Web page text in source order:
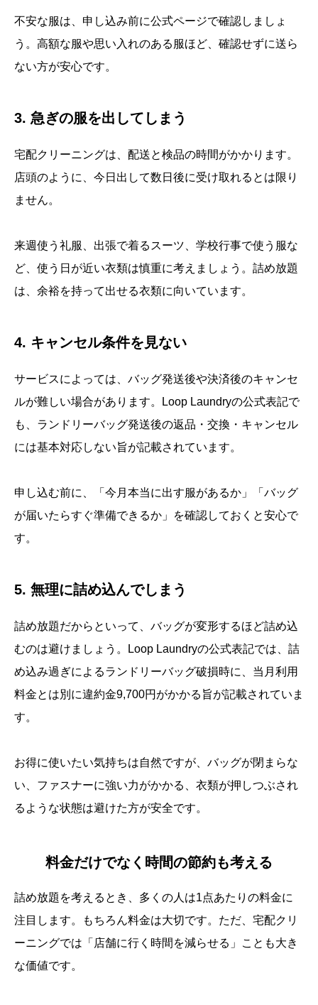
不安な服は、申し込み前に公式ページで確認しましょ
う。高額な服や思い入れのある服ほど、確認せずに送ら
ない方が安心です。
3. 急ぎの服を出してしまう
宅配クリーニングは、配送と検品の時間がかかります。
店頭のように、今日出して数日後に受け取れるとは限り
ません。
来週使う礼服、出張で着るスーツ、学校行事で使う服な
ど、使う日が近い衣類は慎重に考えましょう。詰め放題
は、余裕を持って出せる衣類に向いています。
4. キャンセル条件を見ない
サービスによっては、バッグ発送後や決済後のキャンセ
ルが難しい場合があります。Loop Laundryの公式表記で
も、ランドリーバッグ発送後の返品・交換・キャンセル
には基本対応しない旨が記載されています。
申し込む前に、「今月本当に出す服があるか」「バッグ
が届いたらすぐ準備できるか」を確認しておくと安心で
す。
5. 無理に詰め込んでしまう
詰め放題だからといって、バッグが変形するほど詰め込
むのは避けましょう。Loop Laundryの公式表記では、詰
め込み過ぎによるランドリーバッグ破損時に、当月利用
料金とは別に違約金9,700円がかかる旨が記載されていま
す。
お得に使いたい気持ちは自然ですが、バッグが閉まらな
い、ファスナーに強い力がかかる、衣類が押しつぶされ
るような状態は避けた方が安全です。
料金だけでなく時間の節約も考える
詰め放題を考えるとき、多くの人は1点あたりの料金に
注目します。もちろん料金は大切です。ただ、宅配クリ
ーニングでは「店舗に行く時間を減らせる」ことも大き
な価値です。